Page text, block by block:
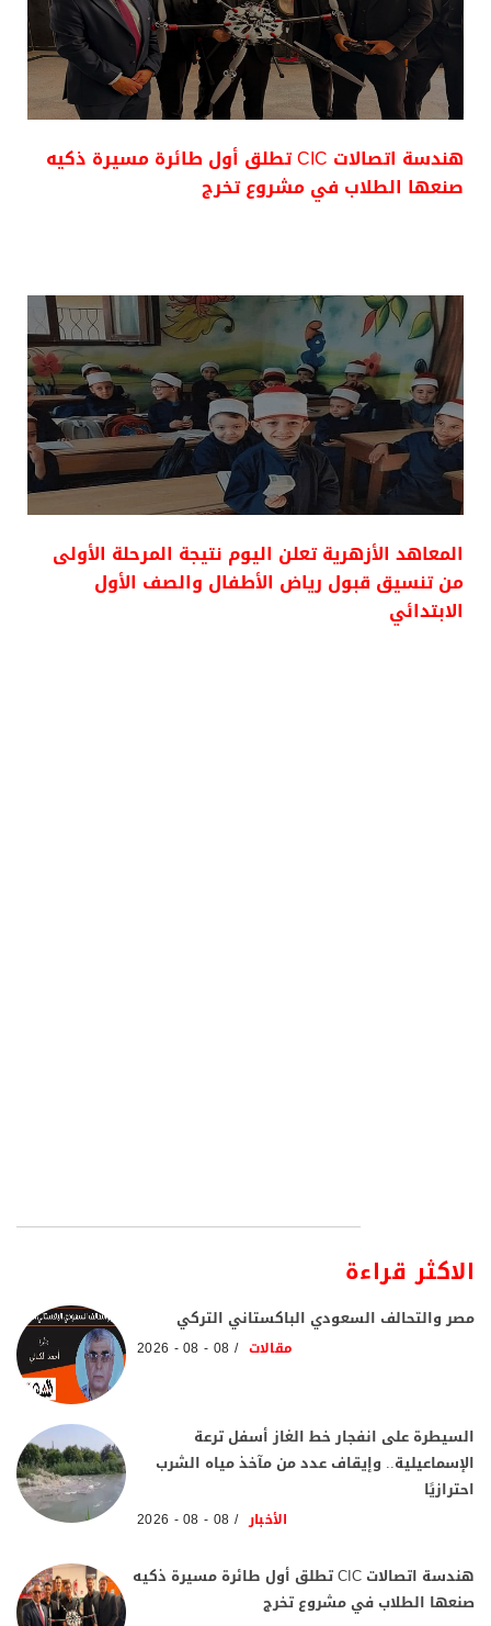
هندسة اتصالات CIC تطلق أول طائرة مسيرة ذكيه
صنعها الطلاب في مشروع تخرج
المعاهد الأزهرية تعلن اليوم نتيجة المرحلة الأولى
من تنسيق قبول رياض الأطفال والصف الأول
الابتدائي
الاكثر قراءة
مصر والتحالف السعودي الباكستاني التركي
مقالات 08 - 08 - 2026
السيطرة على انفجار خط الغاز أسفل ترعة
الإسماعيلية.. وإيقاف عدد من مآخذ مياه الشرب
احترازيًا
الأخبار 08 - 08 - 2026
هندسة اتصالات CIC تطلق أول طائرة مسيرة ذكيه
صنعها الطلاب في مشروع تخرج